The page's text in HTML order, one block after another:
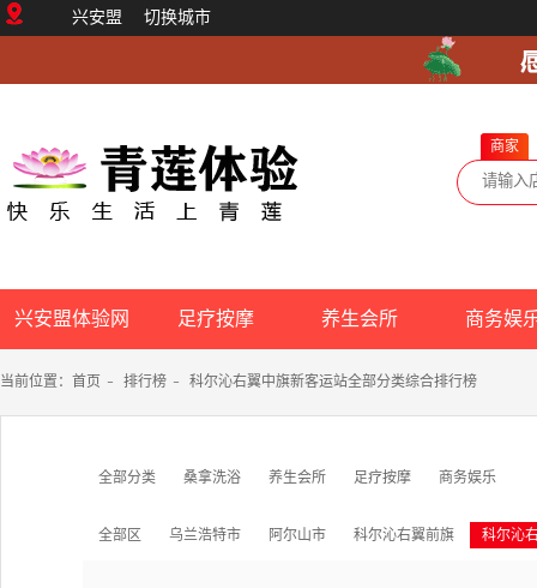
兴安盟 切换城市
商家
兴安盟体验网 足疗按摩 养生会所 商务娱
当前位置： 首页 - 排行榜 - 科尔沁右翼中旗新客运站全部分类综合排行榜
全部分类 桑拿洗浴 养生会所 足疗按摩 商务娱乐
全部区 乌兰浩特市 阿尔山市 科尔沁右翼前旗 科尔沁